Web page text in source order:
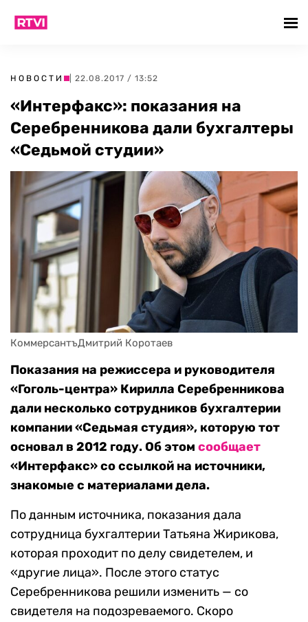
НОВОСТИ | 22.08.2017 / 13:52
«Интерфакс»: показания на
Серебренникова дали бухгалтеры
«Седьмой студии»
КоммерсантъДмитрий Коротаев
Показания на режиссера и руководителя
«Гоголь-центра» Кирилла Серебренникова
дали несколько сотрудников бухгалтерии
компании «Седьмая студия», которую тот
основал в 2012 году. Об этом сообщает
«Интерфакс» со ссылкой на источники,
знакомые с материалами дела.
По данным источника, показания дала
сотрудница бухгалтерии Татьяна Жирикова,
которая проходит по делу свидетелем, и
«другие лица». После этого статус
Серебренникова решили изменить — со
свидетеля на подозреваемого. Скоро